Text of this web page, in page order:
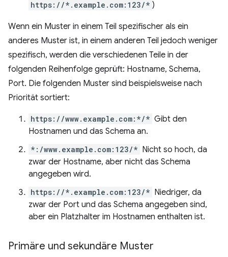
https://*.example.com:123/* )
Wenn ein Muster in einem Teil spezifischer als ein
anderes Muster ist, in einem anderen Teil jedoch weniger
spezifisch, werden die verschiedenen Teile in der
folgenden Reihenfolge geprüft: Hostname, Schema,
Port. Die folgenden Muster sind beispielsweise nach
Priorität sortiert:
https://www.example.com:*/* Gibt den
Hostnamen und das Schema an.
*:/www.example.com:123/* Nicht so hoch, da
zwar der Hostname, aber nicht das Schema
angegeben wird.
https://*.example.com:123/* Niedriger, da
zwar der Port und das Schema angegeben sind,
aber ein Platzhalter im Hostnamen enthalten ist.
Primäre und sekundäre Muster